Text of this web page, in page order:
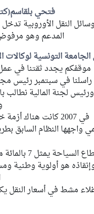
فتحي
وسائل النقل الأوروبية
المدعم وهو
التونسية لوكالات
موقفكم يجدد ثقتنا في عمل
راسلنا في سبتمبر رئيس
ورئيس لجنة المالية نطالب
في 2007 كانت هناك
واجهها النظام السابق
قطاع السياحة
هو أولوية وطنية
مشط في أسعار النقل